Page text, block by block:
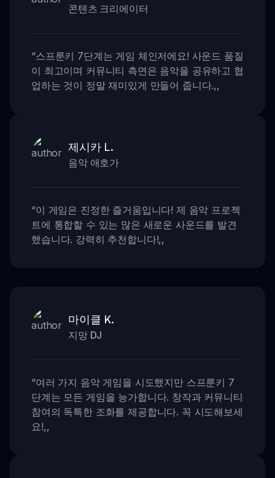
콘텐츠 크리에이터
“스프룬키 7단계는 게임 체인저에요! 사운드 품질
이 최고이며 커뮤니티 측면은 음악을 공유하고 협
업하는 것이 정말 재미있게 만들어 줍니다.,,
제시카 L.
음악 애호가
“이 게임은 진정한 즐거움입니다! 제 음악 프로젝
트에 통합할 수 있는 많은 새로운 사운드를 발견
했습니다. 강력히 추천합니다!,,
마이클 K.
지망 DJ
“여러 가지 음악 게임을 시도했지만 스프룬키 7
단계는 모든 게임을 능가합니다. 창작과 커뮤니티
참여의 독특한 조화를 제공합니다. 꼭 시도해보세
요!,,